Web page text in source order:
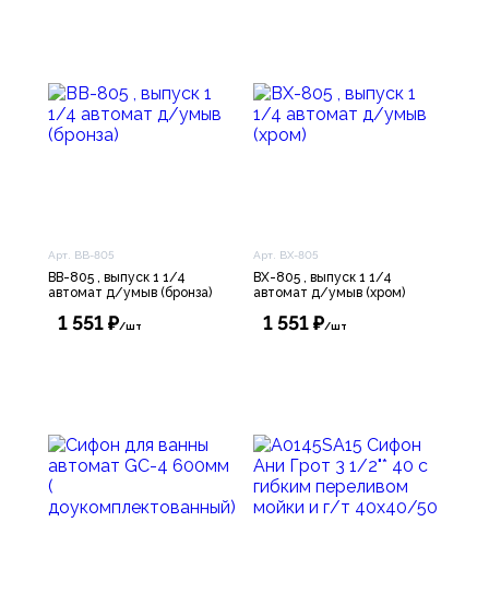
Арт. ВВ-805
ВВ-805 , выпуск 1 1/4
автомат д/умыв (бронза)
1 551 ₽/шт
Арт. ВХ-805
ВХ-805 , выпуск 1 1/4
автомат д/умыв (хром)
1 551 ₽/шт